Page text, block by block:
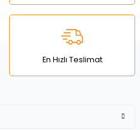
pahalı.
olmalı.
En Hızlı Teslimat